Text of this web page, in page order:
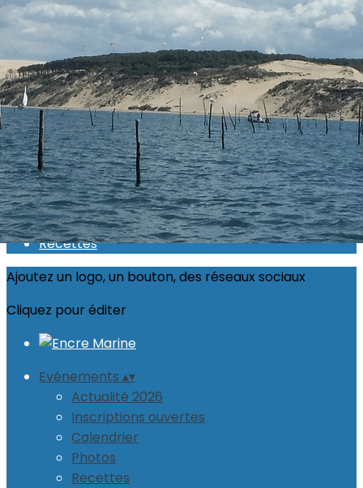
Exporter les lignes sélectionnées
Exporter toutes les colonnes
Exporter uniquement les colonnes affichées
Menu
<
>
Actualité 2026
Inscriptions ouvertes
Calendrier
Photos
Recettes
Ajoutez un logo, un bouton, des réseaux sociaux
Cliquez pour éditer
Evénements ▴▾
Actualité 2026
Inscriptions ouvertes
Calendrier
Photos
Recettes